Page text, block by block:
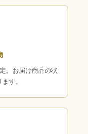
。お届け商品の状
す。